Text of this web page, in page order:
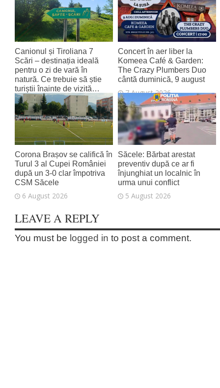
8 August 2026
Canionul și Tiroliana 7
Scări – destinația ideală
pentru o zi de vară în
natură. Ce trebuie să știe
turiștii înainte de vizită…
7 August 2026
Concert în aer liber la
Komeea Café & Garden:
The Crazy Plumbers Duo
cântă duminică, 9 august
7 August 2026
Corona Brașov se califică în
Turul 3 al Cupei României
după un 3-0 clar împotriva
CSM Săcele
6 August 2026
Săcele: Bărbat arestat
preventiv după ce ar fi
înjunghiat un localnic în
urma unui conflict
5 August 2026
LEAVE A REPLY
You must be logged in to post a comment.